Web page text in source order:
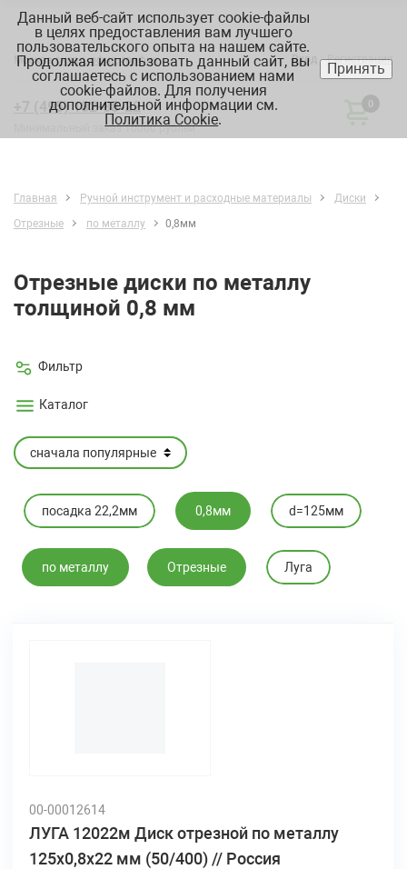
Вход Регистрация
Москва:склад, офис, график
+7 (495) 182-88-22
Минимальный заказ 10000 рублей
0
Главная Ручной инструмент и расходные материалы
Диски
Отрезные
по металлу 0,8мм
Отрезные диски по металлу
толщиной 0,8 мм
Фильтр
Каталог
посадка 22,2мм 0,8мм d=125мм
по металлу Отрезные Луга
00-00012614
ЛУГА 12022м Диск отрезной по металлу
125х0,8х22 мм (50/400) // Россия
Данный веб-сайт использует cookie-файлы
в целях предоставления вам лучшего
пользовательского опыта на нашем сайте.
Продолжая использовать данный сайт, вы
соглашаетесь с использованием нами
cookie-файлов. Для получения
дополнительной информации см.
Политика Cookie.
Принять